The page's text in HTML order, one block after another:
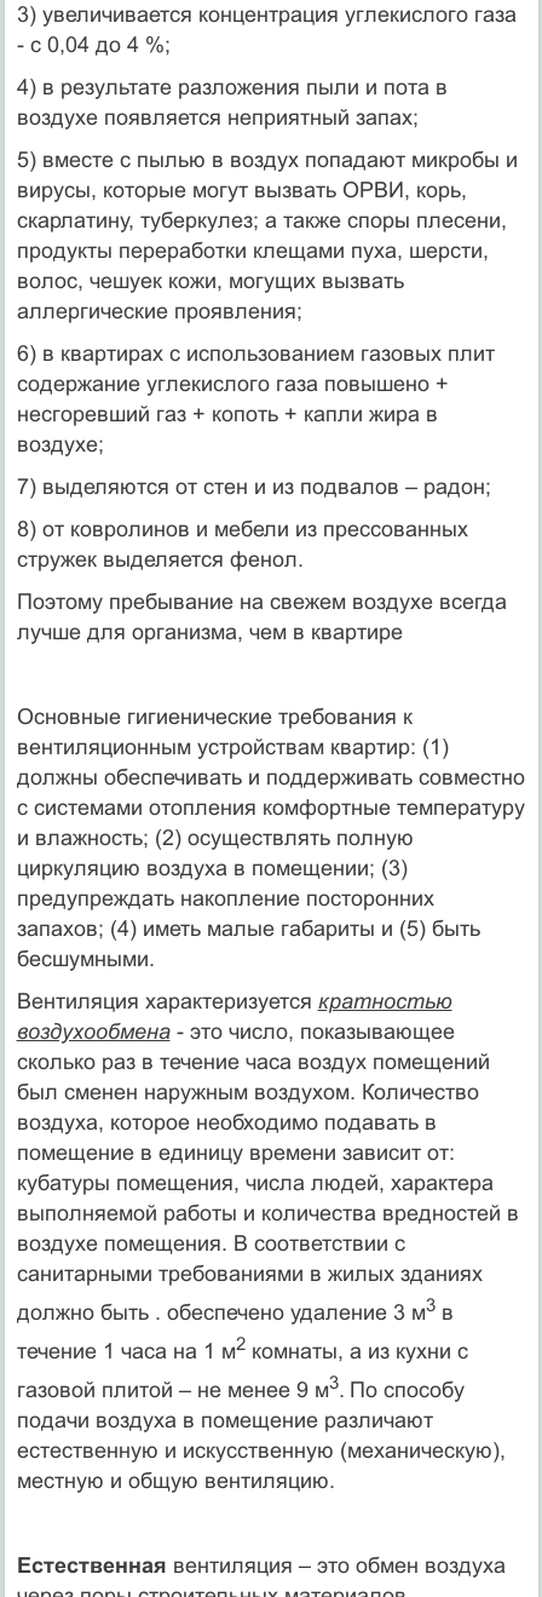
3) увеличивается концентрация углекислого газа
- с 0,04 до 4 %;
4) в результате разложения пыли и пота в
воздухе появляется неприятный запах;
5) вместе с пылью в воздух попадают микробы и
вирусы, которые могут вызвать ОРВИ, корь,
скарлатину, туберкулез; а также споры плесени,
продукты переработки клещами пуха, шерсти,
волос, чешуек кожи, могущих вызвать
аллергические проявления;
6) в квартирах с использованием газовых плит
содержание углекислого газа повышено +
несгоревший газ + копоть + капли жира в
воздухе;
7) выделяются от стен и из подвалов – радон;
8) от ковролинов и мебели из прессованных
стружек выделяется фенол.
Поэтому пребывание на свежем воздухе всегда
лучше для организма, чем в квартире
Основные гигиенические требования к
вентиляционным устройствам квартир: (1)
должны обеспечивать и поддерживать совместно
с системами отопления комфортные температуру
и влажность; (2) осуществлять полную
циркуляцию воздуха в помещении; (3)
предупреждать накопление посторонних
запахов; (4) иметь малые габариты и (5) быть
бесшумными.
Вентиляция характеризуется кратностью
воздухообмена- это число, показывающее
сколько раз в течение часа воздух помещений
был сменен наружным воздухом. Количество
воздуха, которое необходимо подавать в
помещение в единицу времени зависит от:
кубатуры помещения, числа людей, характера
выполняемой работы и количества вредностей в
воздухе помещения. В соответствии с
санитарными требованиями в жилых зданиях
должно быть . обеспечено удаление 3 м3в
течение 1 часа на 1 м2комнаты, а из кухни с
газовой плитой – не менее 9 м3. По способу
подачи воздуха в помещение различают
естественную и искусственную (механическую),
местную и общую вентиляцию.
Естественная вентиляция – это обмен воздуха